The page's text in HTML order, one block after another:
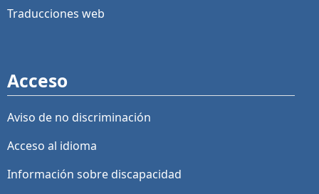
Traducciones web
Acceso
Aviso de no discriminación
Acceso al idioma
Información sobre discapacidad